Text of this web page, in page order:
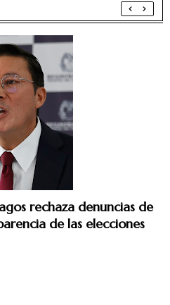
rechaza denuncias de
de las elecciones